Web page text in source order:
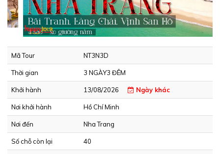
Mã Tour NT3N3D
Thời gian 3 NGÀY3 ĐÊM
Khởi hành 13/08/2026 Ngày khác
Nơi khởi hành Hồ Chí Minh
Nơi đến Nha Trang
Số chỗ còn lại 40